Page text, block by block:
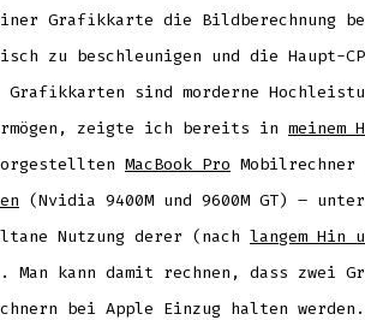
Grafikkarte die Bildberechnung
zu beschleunigen und die Haupt-
sind morderne
zeigte ich bereits in meinem
MacBook Pro Mobilrechner
(Nvidia 9400M und 9600M GT) –
Nutzung derer (nach langem Hin
Man kann damit rechnen, dass zwei
bei Apple Einzug halten